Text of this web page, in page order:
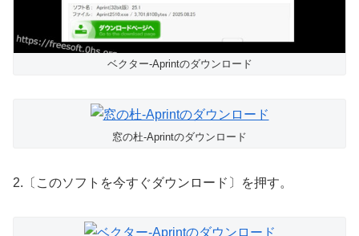
ベクター-Aprintのダウンロード
窓の杜-Aprintのダウンロード
2.〔このソフトを今すぐダウンロード〕を押す。